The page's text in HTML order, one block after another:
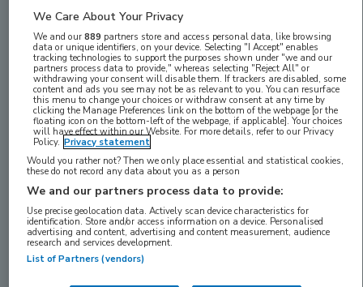
ESC in ORANJE 2026
Zondag 30 augustus 2026 van 18:00 tot 21:30
uur
München
ERS in ORANJE 2026
Maandag 7 september 2026 van 17:45 tot
21:30 uur
Barcelona
ESCRS in ORANJE 2026
Zondag 13 september 2026 van 18:00 tot
21:45 uur
Londen
We Care About Your Privacy
We and our889 partners store and access personal data, like browsing
data or unique identifiers, on your device. Selecting "I Accept" enables
tracking technologies to support the purposes shown under "we and our
partners process data to provide," whereas selecting "Reject All" or
withdrawing your consent will disable them. If trackers are disabled, some
content and ads you see may not be as relevant to you. You can resurface
this menu to change your choices or withdraw consent at any time by
clicking the Manage Preferences link on the bottom of the webpage [or the
floating icon on the bottom-left of the webpage, if applicable]. Your choices
will have effect within our Website. For more details, refer to our Privacy
Policy. Privacy statement
Would you rather not? Then we only place essential and statistical cookies,
these do not record any data about you as a person
We and our partners process data to provide:
Use precise geolocation data. Actively scan device characteristics for
identification. Store and/or access information on a device. Personalised
advertising and content, advertising and content measurement, audience
research and services development.
List of Partners (vendors)